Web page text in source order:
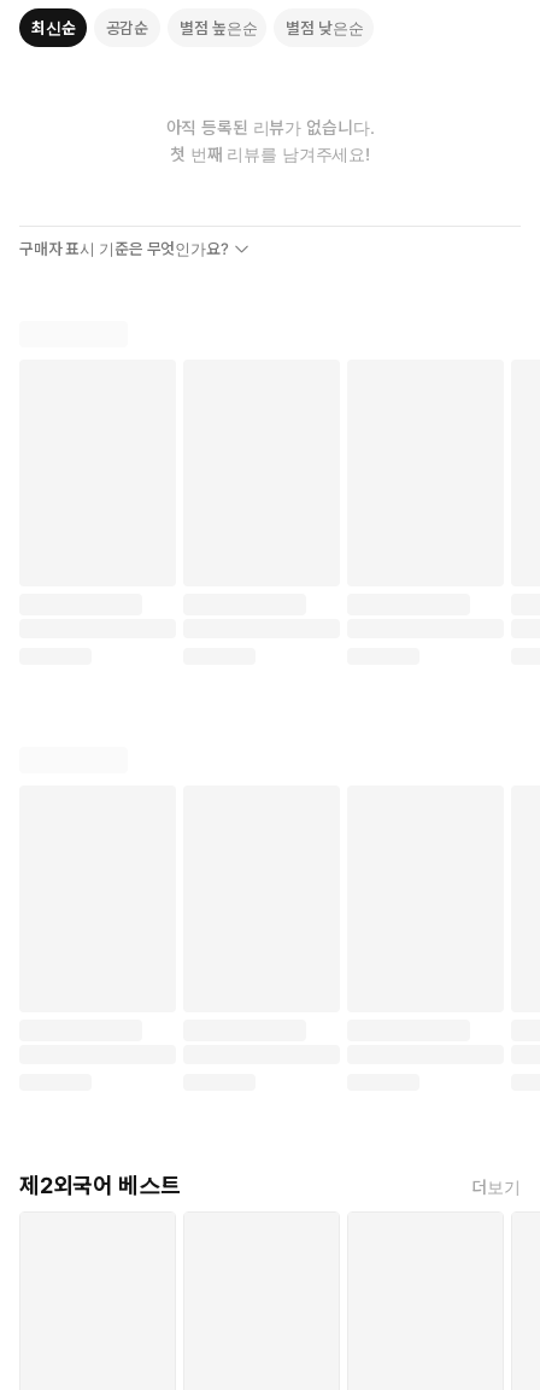
최신순 공감순 별점 높은순 별점 낮은순
아직 등록된 리뷰가 없습니다.
첫 번째 리뷰를 남겨주세요!
구매자 표시 기준은 무엇인가요?
제2외국어 베스트 더보기